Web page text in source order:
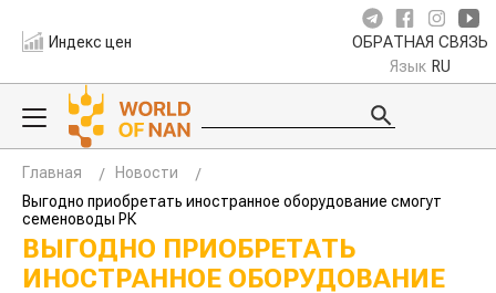
Индекс цен ОБРАТНАЯ СВЯЗЬ
Язык RU
Главная
Новости
Выгодно приобретать иностранное оборудование смогут
семеноводы РК
ВЫГОДНО ПРИОБРЕТАТЬ
ИНОСТРАННОЕ ОБОРУДОВАНИЕ